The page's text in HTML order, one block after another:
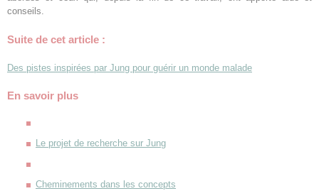
conseils.
Suite de cet article :
Des pistes inspirées par Jung pour guérir un monde malade
En savoir plus
Le projet de recherche sur Jung
Cheminements dans les concepts